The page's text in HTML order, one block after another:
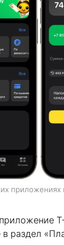
в раздел